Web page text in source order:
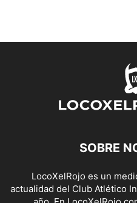
SOBRE
LocoXelRojo es un
actualidad del Club Atlético